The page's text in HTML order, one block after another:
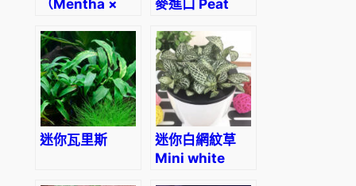
（Mentha ×
‘Strawberry’）
麥進口 Peat
迷你瓦里斯
迷你白網紋草
Mini white